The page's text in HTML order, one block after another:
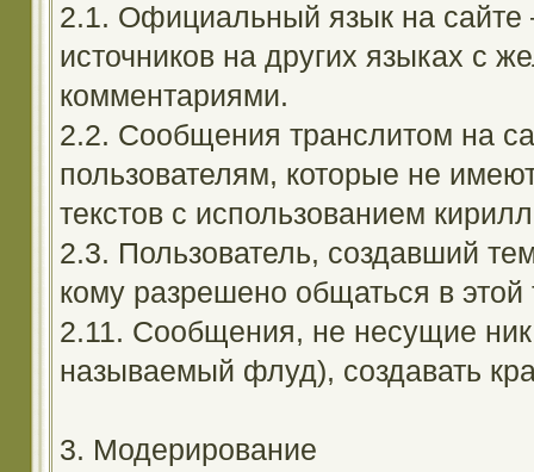
2.1. Официальный язык на сайте
источников на других языках с
комментариями.
2.2. Сообщения транслитом на
пользователям, которые не
текстов с использованием
2.3. Пользователь, создавший
кому разрешено общаться в
2.11. Сообщения, не несущие
называемый флуд), создавать
3. Модерирование